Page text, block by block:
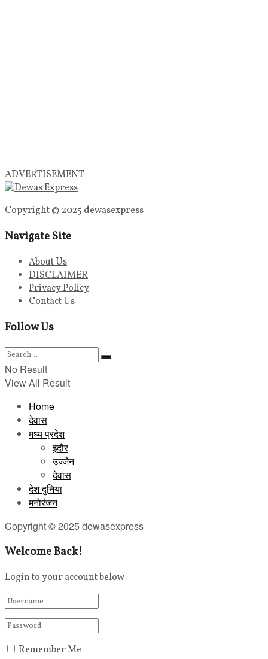
ADVERTISEMENT
Copyright © 2025 dewasexpress
Navigate Site
About Us
DISCLAIMER
Privacy Policy
Contact Us
Follow Us
No Result
View All Result
Home
देवास
मध्य प्रदेश
इंदौर
उज्जैन
देवास
देश दुनिया
मनोरंजन
Copyright © 2025 dewasexpress
Welcome Back!
Login to your account below
Remember Me